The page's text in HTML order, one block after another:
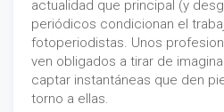
actualidad que principal (y
periódicos condicionan el
fotoperiodistas. Unos
ven obligados a tirar de
captar instantáneas que den
torno a ellas.